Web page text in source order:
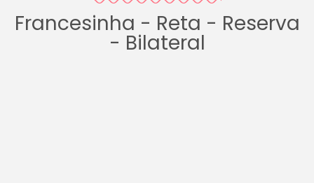
Francesinha - Reta - Reserva
- Bilateral